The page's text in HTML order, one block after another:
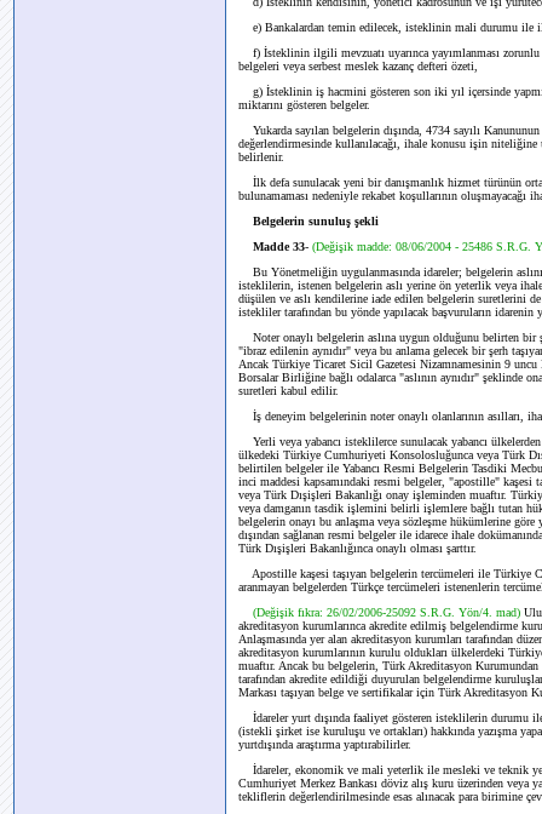
e) Bankalardan temin edilecek, isteklinin mali durumu ile
f) İsteklinin ilgili mevzuatı uyarınca yayımlanması
belgeleri veya serbest meslek kazanç defteri özeti,
g) İsteklinin iş hacmini gösteren son iki yıl içersinde
miktarını gösteren belgeler.
Yukarda sayılan belgelerin dışında, 4734 sayılı
değerlendirmesinde kullanılacağı, ihale konusu işin
belirlenir.
İlk defa sunulacak yeni bir danışmanlık hizmet türünün
bulunamaması nedeniyle rekabet koşullarının oluşmayacağı
Belgelerin sunuluş şekli
Madde 33- (Değişik madde: 08/06/2004 - 25486 S.R.G.
Bu Yönetmeliğin uygulanmasında idareler; belgelerin
isteklilerin, istenen belgelerin aslı yerine ön yeterlik veya
düşülen ve aslı kendilerine iade edilen belgelerin suretlerini
istekliler tarafından bu yönde yapılacak başvuruların idarenin
Noter onaylı belgelerin aslına uygun olduğunu belirten bir
"ibraz edilenin aynıdır" veya bu anlama gelecek bir şerh
Ancak Türkiye Ticaret Sicil Gazetesi Nizamnamesinin 9 uncu
Borsalar Birliğine bağlı odalarca "aslının aynıdır" şeklinde
suretleri kabul edilir.
İş deneyim belgelerinin noter onaylı olanlarının asılları,
Yerli veya yabancı isteklilerce sunulacak yabancı
ülkedeki Türkiye Cumhuriyeti Konsolosluğunca veya Türk
belirtilen belgeler ile Yabancı Resmi Belgelerin Tasdiki
inci maddesi kapsamındaki resmi belgeler, "apostille" kaşesi
veya Türk Dışişleri Bakanlığı onay işleminden muaftır.
veya damganın tasdik işlemini belirli işlemlere bağlı tutan
belgelerin onayı bu anlaşma veya sözleşme hükümlerine
dışından sağlanan resmi belgeler ile idarece ihale
Türk Dışişleri Bakanlığınca onaylı olması şarttır.
Apostille kaşesi taşıyan belgelerin tercümeleri ile Türkiye
aranmayan belgelerden Türkçe tercümeleri istenenlerin
(Değişik fıkra: 26/02/2006-25092 S.R.G. Yön/4. mad)
akreditasyon kurumlarınca akredite edilmiş belgelendirme
Anlaşmasında yer alan akreditasyon kurumları tarafından
akreditasyon kurumlarının kurulu oldukları ülkelerdeki
muaftır. Ancak bu belgelerin, Türk Akreditasyon
tarafından akredite edildiği duyurulan belgelendirme
Markası taşıyan belge ve sertifikalar için Türk Akreditasyon
İdareler yurt dışında faaliyet gösteren isteklilerin durumu
(istekli şirket ise kuruluşu ve ortakları) hakkında yazışma
yurtdışında araştırma yaptırabilirler.
İdareler, ekonomik ve mali yeterlik ile mesleki ve teknik
Cumhuriyet Merkez Bankası döviz alış kuru üzerinden veya
tekliflerin değerlendirilmesinde esas alınacak para birimine